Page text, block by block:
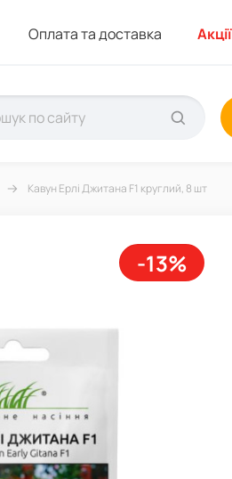
Оплата та доставка Акції
Кавун Ерлі Джитана F1 круглий, 8 шт
-13%